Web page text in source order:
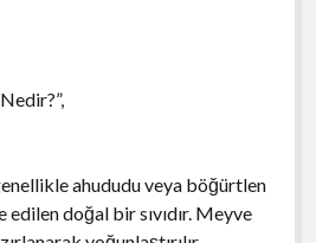
ahududu veya böğürtlen
doğal bir sıvıdır. Meyve